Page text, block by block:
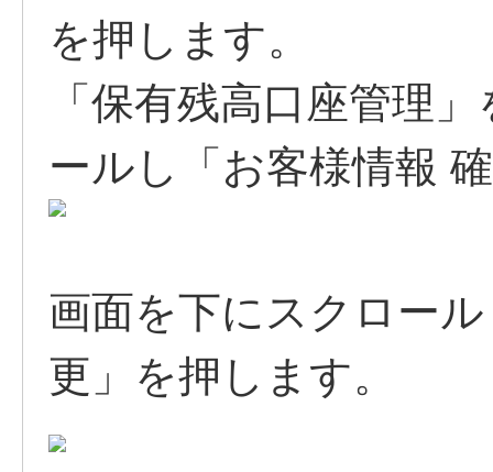
を押します。
「保有残高口座管理
ールし「お客様情報
画面を下にスクロー
更」を押します。